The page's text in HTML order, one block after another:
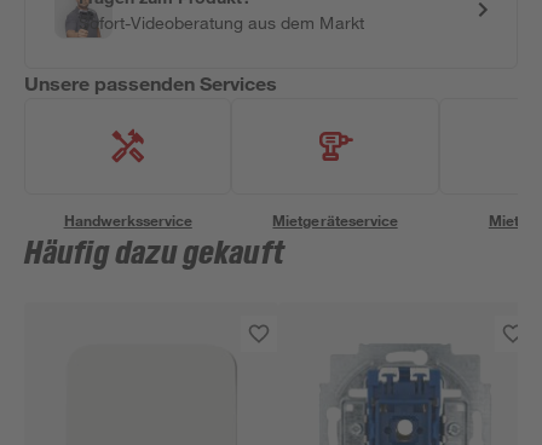
Sofort-Videoberatung aus dem Markt
Unsere passenden Services
Handwerksservice Mietgeräteservice
Häufig dazu gekauft